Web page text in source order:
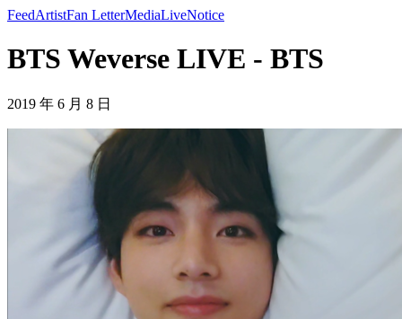
FeedArtistFan LetterMediaLiveNotice
BTS Weverse LIVE - BTS
2019 年 6 月 8 日